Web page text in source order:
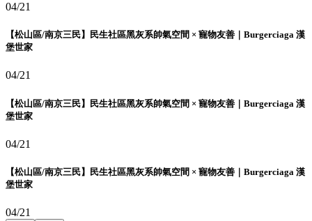
04/21
【松山區/南京三民】民生社區黑灰系帥氣空間 × 寵物友善｜Burgerciaga 漢
堡世家
04/21
【松山區/南京三民】民生社區黑灰系帥氣空間 × 寵物友善｜Burgerciaga 漢
堡世家
04/21
【松山區/南京三民】民生社區黑灰系帥氣空間 × 寵物友善｜Burgerciaga 漢
堡世家
04/21